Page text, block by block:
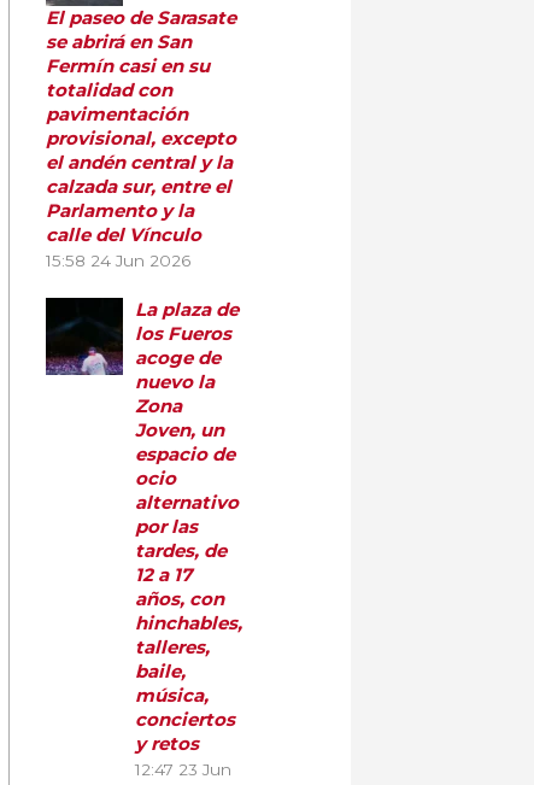
El paseo de Sarasate
se abrirá en San
Fermín casi en su
totalidad con
pavimentación
provisional, excepto
el andén central y la
calzada sur, entre el
Parlamento y la
calle del Vínculo
15:58 24 Jun 2026
La plaza de
los Fueros
acoge de
nuevo la
Zona
Joven, un
espacio de
ocio
alternativo
por las
tardes, de
12 a 17
años, con
hinchables,
talleres,
baile,
música,
conciertos
y retos
12:47 23 Jun